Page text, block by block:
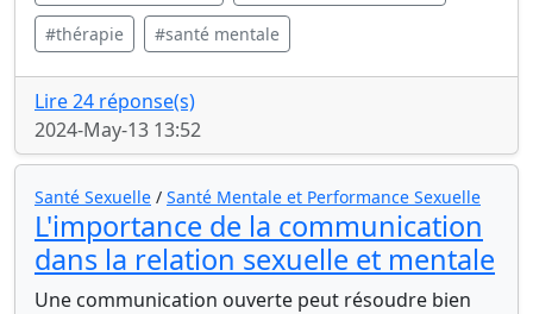
#thérapie #santé mentale
Lire 24 réponse(s)
2024-May-13 13:52
Santé Sexuelle / Santé Mentale et Performance Sexuelle
L'importance de la communication
dans la relation sexuelle et mentale
Une communication ouverte peut résoudre bien